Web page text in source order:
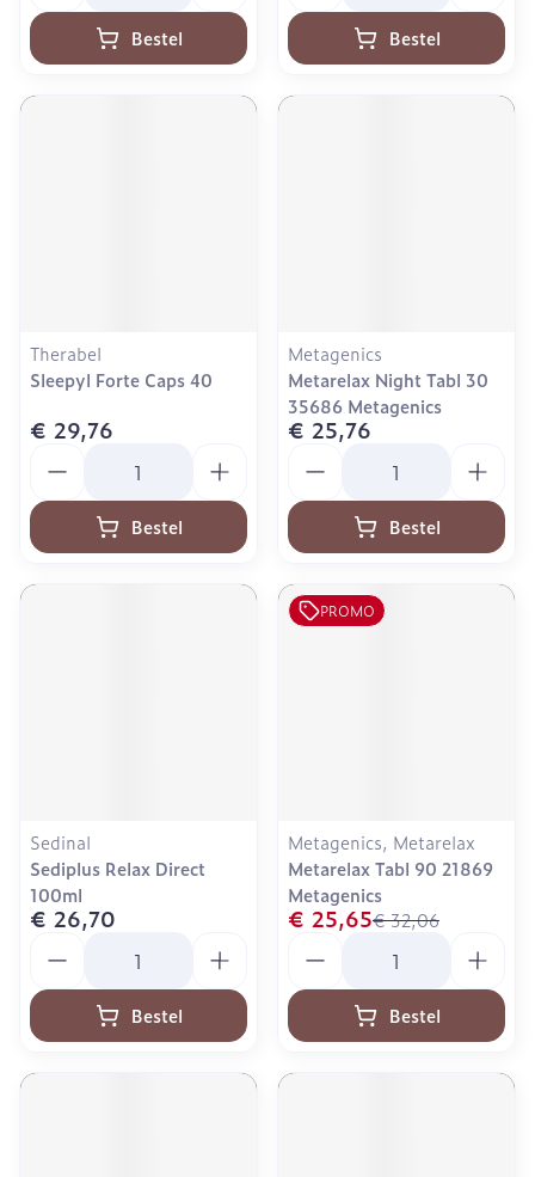
Bestel Bestel
Therabel
Sleepyl Forte Caps 40
€ 29,76
Bestel
Metagenics
Metarelax Night Tabl 30
35686 Metagenics
€ 25,76
Bestel
Sedinal
Sediplus Relax Direct
100ml
€ 26,70
Bestel
PROMO
Metagenics, Metarelax
Metarelax Tabl 90 21869
Metagenics
€ 32,06
€ 25,65
Bestel